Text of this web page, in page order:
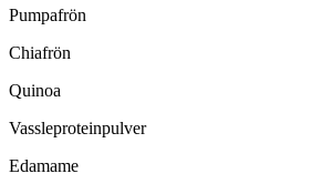
Pumpafrön
Chiafrön
Quinoa
Vassleproteinpulver
Edamame